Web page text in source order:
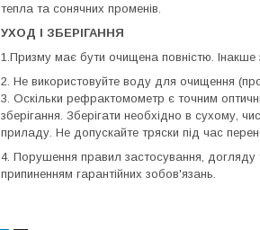
тепла та сонячних променів.
УХОД І ЗБЕРІГАННЯ
1.Призму має бути очищена повністю.
2. Не використовуйте воду для очищення
3. Оскільки рефрактомометр є точним
зберігання. Зберігати необхідно в сухому,
приладу. Не допускайте тряски під час
4. Порушення правил застосування,
припиненням гарантійних зобов'язань.